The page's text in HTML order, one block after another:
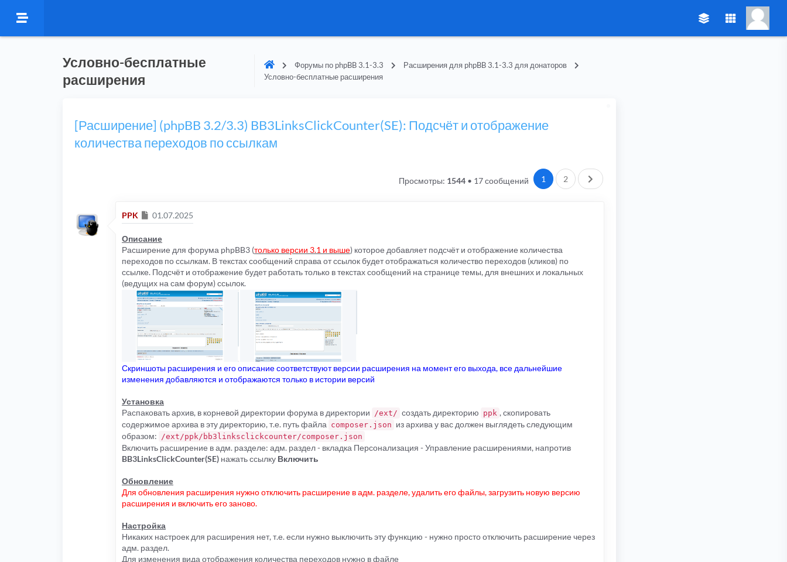
Условно-бесплатные
расширения
Форумы по phpBB 3.1-3.3
Расширения для phpBB 3.1-3.3 для донаторов
Условно-бесплатные расширения
[Расширение] (phpBB 3.2/3.3) BB3LinksClickCounter(SE): Подсчёт и отображение
количества переходов по ссылкам
17 сообщений 1 2 След.
Просмотры: 1544•
PPK Сообщение
01.07.2025
Описание
Расширение для форума phpBB3 (только версии 3.1 и выше) которое добавляет подсчёт и отображение количества
переходов по ссылкам. В текстах сообщений справа от ссылок будет отображаться количество переходов (кликов) по
ссылке. Подсчёт и отображение будет работать только в текстах сообщений на странице темы, для внешних и локальных
(ведущих на сам форум) ссылок.
Скриншоты расширения и его описание соответствуют версии расширения на момент его выхода, все дальнейшие
изменения добавляются и отображаются только в истории версий
Установка
Распаковать архив, в корневой директории форума в директории /ext/ создать директорию ppk , скопировать
содержимое архива в эту директорию, т.е. путь файла composer.json из архива у вас должен выглядеть следующим
образом: /ext/ppk/bb3linksclickcounter/composer.json
Включить расширение в адм. разделе: адм. раздел - вкладка Персонализация - Управление расширениями, напротив
BB3LinksClickCounter(SE) нажать ссылку Включить
Обновление
Для обновления расширения нужно отключить расширение в адм. разделе, удалить его файлы, загрузить новую версию
расширения и включить его заново.
Настройка
Никаких настроек для расширения нет, т.е. если нужно выключить эту функцию - нужно просто отключить расширение через
адм. раздел.
Для изменения вида отображения количества переходов нужно в файле